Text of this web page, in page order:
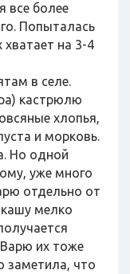
все более
Попыталась
хватает на 3-4
в селе.
кастрюлю
хлопья,
и морковь.
Но одной
уже много
отдельно от
мелко
их тоже
заметила, что